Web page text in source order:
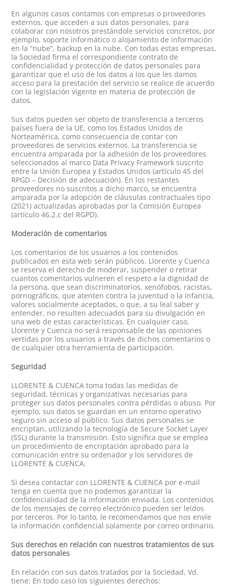
En algunos casos contamos con empresas o proveedores
externos, que acceden a sus datos personales, para
colaborar con nosotros prestándole servicios concretos, por
ejemplo, soporte informático o alojamiento de información
en la “nube”, backup en la nube. Con todas estas empresas,
la Sociedad firma el correspondiente contrato de
confidencialidad y protección de datos personales para
garantizar que el uso de los datos a los que les damos
acceso para la prestación del servicio se realice de acuerdo
con la legislación vigente en materia de protección de
datos.
Sus datos pueden ser objeto de transferencia a terceros
países fuera de la UE, como los Estados Unidos de
Norteamérica, como consecuencia de contar con
proveedores de servicios externos. La transferencia se
encuentra amparada por la adhesión de los proveedores
seleccionados al marco Data Privacy Framework suscrito
entre la Unión Europea y Estados Unidos (artículo 45 del
RPGD – Decisión de adecuación). En los restantes
proveedores no suscritos a dicho marco, se encuentra
amparada por la adopción de cláusulas contractuales tipo
(2021) actualizadas aprobadas por la Comisión Europea
(artículo 46.2.c del RGPD).
Moderación de comentarios
Los comentarios de los usuarios a los contenidos
publicados en esta web serán públicos. Llorente y Cuenca
se reserva el derecho de moderar, suspender o retirar
cuantos comentarios vulneren el respeto a la dignidad de
la persona, que sean discriminatorios, xenófobos, racistas,
pornográficos, que atenten contra la juventud o la infancia,
valores socialmente aceptados, o que, a su leal saber y
entender, no resulten adecuados para su divulgación en
una web de estas características. En cualquier caso,
Llorente y Cuenca no será responsable de las opiniones
vertidas por los usuarios a través de dichos comentarios o
de cualquier otra herramienta de participación.
Seguridad
LLORENTE & CUENCA toma todas las medidas de
seguridad, técnicas y organizativas necesarias para
proteger sus datos personales contra pérdidas o abuso. Por
ejemplo, sus datos se guardan en un entorno operativo
seguro sin acceso al público. Sus datos personales se
encriptan, utilizando la tecnología de Secure Socket Layer
(SSL) durante la transmisión. Esto significa que se emplea
un procedimiento de encriptación aprobado para la
comunicación entre su ordenador y los servidores de
LLORENTE & CUENCA.
Si desea contactar con LLORENTE & CUENCA por e-mail
tenga en cuenta que no podemos garantizar la
confidencialidad de la información enviada. Los contenidos
de los mensajes de correo electrónico pueden ser leídos
por terceros. Por lo tanto, le recomendamos que nos envíe
la información confidencial solamente por correo ordinario.
Sus derechos en relación con nuestros tratamientos de sus
datos personales
En relación con sus datos tratados por la Sociedad, Vd.
tiene: En todo caso los siguientes derechos: